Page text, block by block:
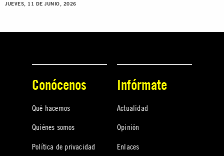
JUEVES, 11 DE JUNIO, 2026
Conócenos
Qué hacemos
Quiénes somos
Política de privacidad
Infórmate
Actualidad
Opinión
Enlaces